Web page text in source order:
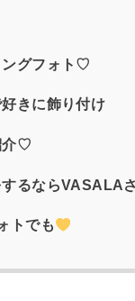
ングフォト♡
きに飾り付け
介♡
るならVASALA
トでも